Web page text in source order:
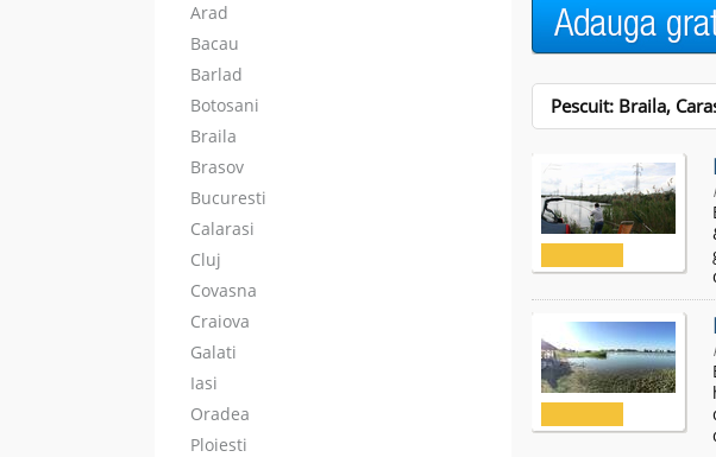
Arad
Bacau
Barlad
Botosani
Braila
Brasov
Bucuresti
Calarasi
Cluj
Covasna
Craiova
Galati
Iasi
Oradea
Ploiesti
Pescuit: Braila,